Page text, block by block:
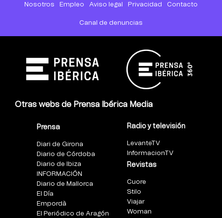
Nosotros Empleo Aviso legal Privacidad Contacto
Canal de denuncias
Otras webs de Prensa Ibérica Media
Prensa
Diari de Girona
Diario de Córdoba
Diario de Ibiza
INFORMACIÓN
Diario de Mallorca
El Día
Empordà
El Periódico de Aragón
Radio y televisión
LevanteTV
InformacionTV
Revistas
Cuore
Stilo
Viajar
Woman